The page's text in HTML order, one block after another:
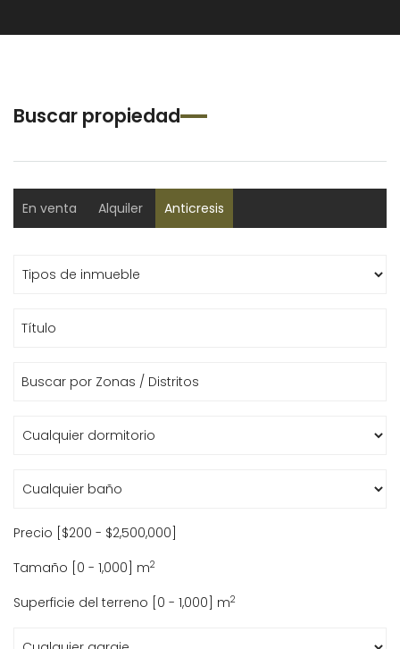
Buscar propiedad
En venta Alquiler Anticresis
Precio [ $200 - $2,500,000
Tamaño [ 0 - 1,000 ] m2
Superficie del terreno [ 0 - 1,000 ] m2